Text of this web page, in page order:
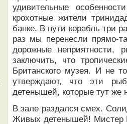
удивительные
крохотные жители
банке. В пути корабль три
раз мы перенесли прямо-
дорожные неприятности,
заключить, что
Британского музея. И не
утверждают, что эти
детенышей, которые тут же
В зале раздался смех.
Живых детенышей! Мистер